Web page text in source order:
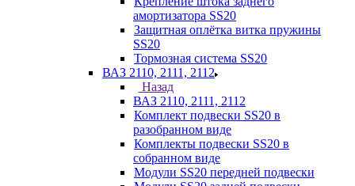
амортизатора SS20
Защитная оплётка витка пружины
SS20
Тормозная система SS20
ВАЗ 2110, 2111, 2112
Назад
ВАЗ 2110, 2111, 2112
Комплект подвески SS20 в
разобранном виде
Комплекты подвески SS20 в
собранном виде
Модули SS20 передней подвески